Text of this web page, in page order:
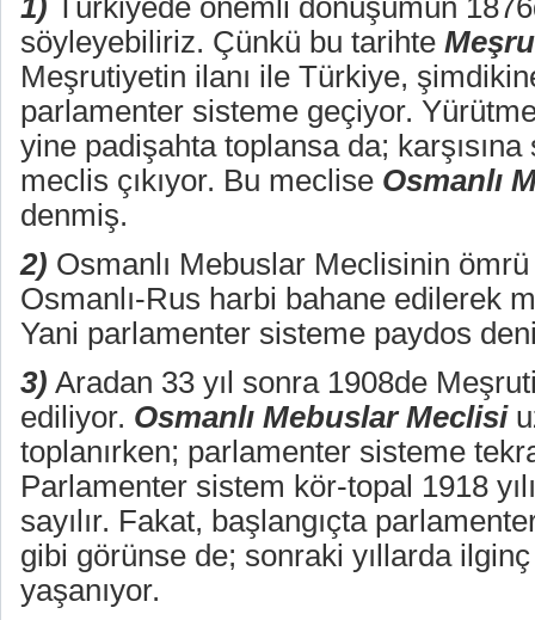
1) Türkiyede önemli dönüşümün
söyleyebiliriz. Çünkü bu tarihte
Meşrutiyetin ilanı ile Türkiye,
parlamenter sisteme geçiyor.
yine padişahta toplansa da;
meclis çıkıyor. Bu meclise Osmanlı
denmiş.
2) Osmanlı Mebuslar Meclisinin
Osmanlı-Rus harbi bahane edilerek
Yani parlamenter sisteme paydos
3) Aradan 33 yıl sonra 1908de
ediliyor. Osmanlı Mebuslar Meclisi
toplanırken; parlamenter sisteme
Parlamenter sistem kör-topal 1918
sayılır. Fakat, başlangıçta
gibi görünse de; sonraki yıllarda
yaşanıyor.